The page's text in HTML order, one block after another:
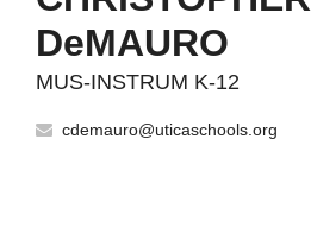
DeMAURO
MUS-INSTRUM K-12
cdemauro@uticaschools.org